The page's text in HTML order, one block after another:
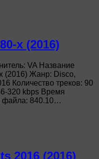
х (2016)
VA Название
(2016) Жанр: Disco,
Количество треков: 90
320 kbps Время
файла: 840.10…
2016 (2016)